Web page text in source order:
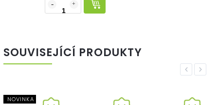
SOUVISEJÍCÍ PRODUKTY
Previous
NOVINKA
Next